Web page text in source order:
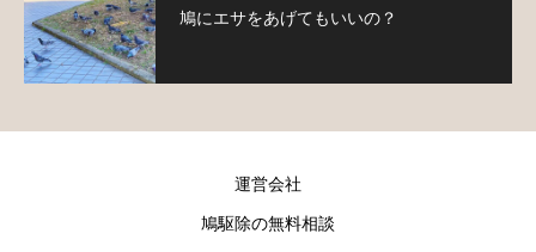
鳩にエサをあげてもいいの？
運営会社
鳩駆除の無料相談